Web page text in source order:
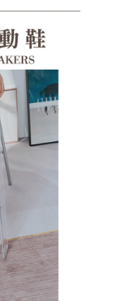
support/home
享後付」服務完成之交
易相關給付款項請求債
之同意方可使用
，本公司不負相關責
用戶狀況，依本公司即
，本公司將視審查結果
發現惡意使用之情形，
並採取法律行動。